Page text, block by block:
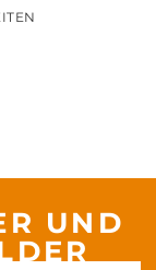
UND